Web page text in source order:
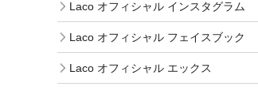
Laco オフィシャル インスタグラム
Laco オフィシャル フェイスブック
Laco オフィシャル エックス